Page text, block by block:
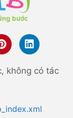
không có tác